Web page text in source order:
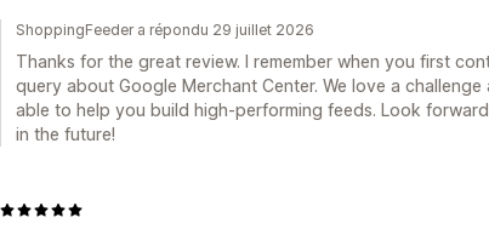
ShoppingFeeder a répondu 29 juillet 2026
Thanks for the great review. I remember when you first
query about Google Merchant Center. We love a challenge
able to help you build high-performing feeds. Look
in the future!